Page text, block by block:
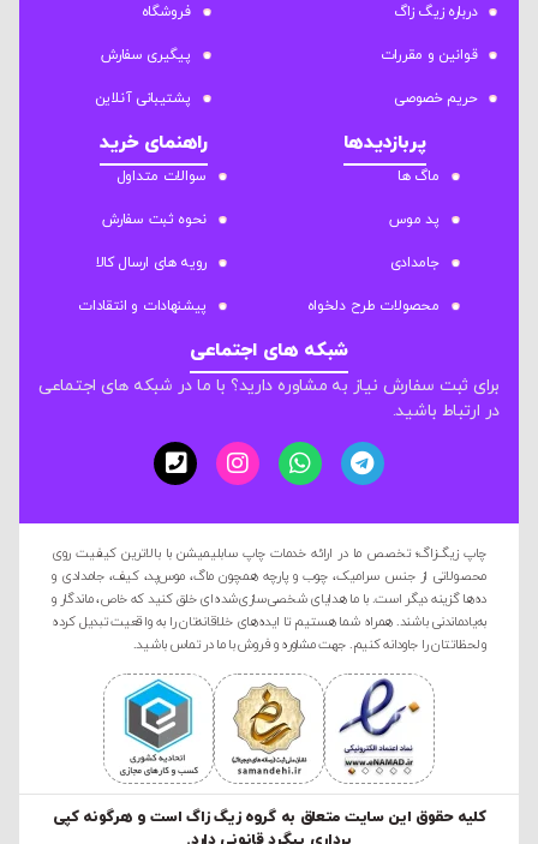
درباره زیگ زاگ
قوانین و مقررات
حریم خصوصی
فروشگاه
پیگیری سفارش
پشتیبانی آنلاین
پربازدیدها
ماگ ها
پد موس
جامدادی
محصولات طرح دلخواه
راهنمای خرید
سوالات متداول
نحوه ثبت سفارش
رویه های ارسال کالا
پیشنهادات و انتقادات
شبکه های اجتماعی
برای ثبت سفارش نیاز به مشاوره دارید؟ با ما در شبکه های اجتماعی
در ارتباط باشید.
چاپ زیگ‌زاگ؛ تخصص ما در ارائه خدمات چاپ سابلیمیشن با بالاترین کیفیت روی
محصولاتی از جنس سرامیک، چوب و پارچه همچون ماگ، موس‌پد، کیف، جامدادی و
ده‌ها گزینه دیگر است. با ما هدایای شخصی‌سازی‌شده‌ای خلق کنید که خاص، ماندگار و
به‌یادماندنی باشند. همراه شما هستیم تا ایده‌های خلاقانه‌تان را به واقعیت تبدیل کرده
و لحظاتتان را جاودانه کنیم. جهت مشاوره و فروش با ما در تماس باشید.
کليه حقوق این سایت متعلق به گروه زیگ زاگ است و هرگونه کپی